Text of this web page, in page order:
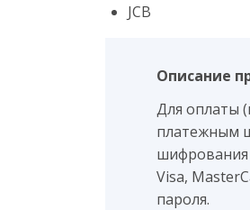
JCB
Описание
Для оплаты
платежным
шифрования
Visa,
пароля.